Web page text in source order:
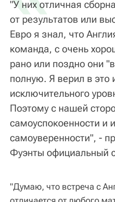
"У них отличная
от результатов или
Евро я знал, что
команда, с очень
рано или поздно они
полную. Я верил в это
исключительного
Поэтому с нашей
самоуспокоенности и
самоуверенности", -
Фуэнты официальный
"Думаю, что встреча с